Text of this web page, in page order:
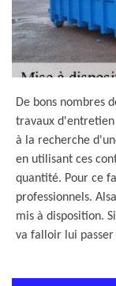
De bons nombres
travaux
à la recherche
en utilisant ces
quantité. Pour ce
professionnels.
mis à disposition.
va falloir lui passer